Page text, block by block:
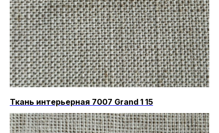
Ткань интерьерная 7007 Grand 1 15